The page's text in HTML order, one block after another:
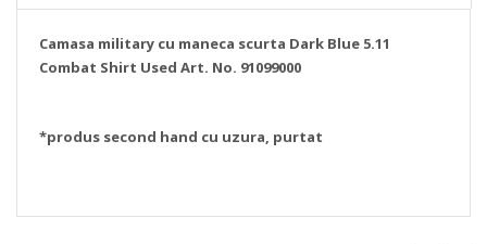
Camasa military cu maneca scurta Dark Blue 5.11
Combat Shirt Used Art. No. 91099000
*produs second hand cu uzura, purtat